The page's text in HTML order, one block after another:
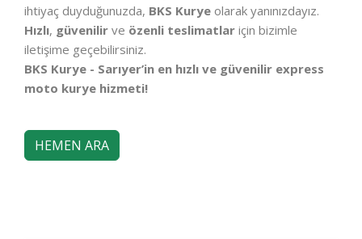
ihtiyaç duyduğunuzda, BKS Kurye olarak yanınızdayız.
Hızlı, güvenilir ve özenli teslimatlar için bizimle
iletişime geçebilirsiniz.
BKS Kurye - Sarıyer’in en hızlı ve güvenilir express
moto kurye hizmeti!
HEMEN ARA